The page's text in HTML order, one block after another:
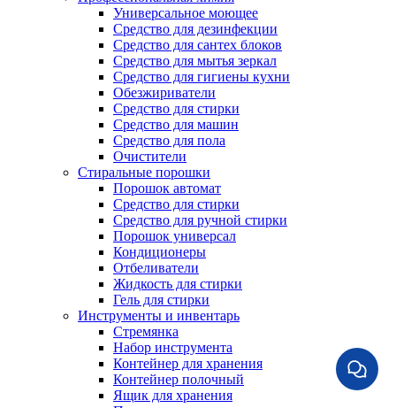
Универсальное моющее
Средство для дезинфекции
Средство для сантех блоков
Средство для мытья зеркал
Средство для гигиены кухни
Обезжириватели
Средство для стирки
Средство для машин
Средство для пола
Очистители
Стиральные порошки
Порошок автомат
Средство для стирки
Средство для ручной стирки
Порошок универсал
Кондиционеры
Отбеливатели
Жидкость для стирки
Гель для стирки
Инструменты и инвентарь
Стремянка
Набор инструмента
Контейнер для хранения
Контейнер полочный
Ящик для хранения